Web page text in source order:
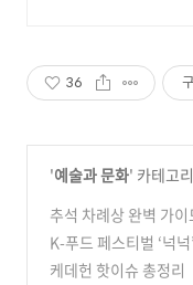
36
'예술과 문화' 카테고
추석 차례상 완벽 가
위치·간소화 팁(2025
K-푸드 페스티벌 ‘넉
전통놀이·공연 총정리
케데헌 핫이슈 총정